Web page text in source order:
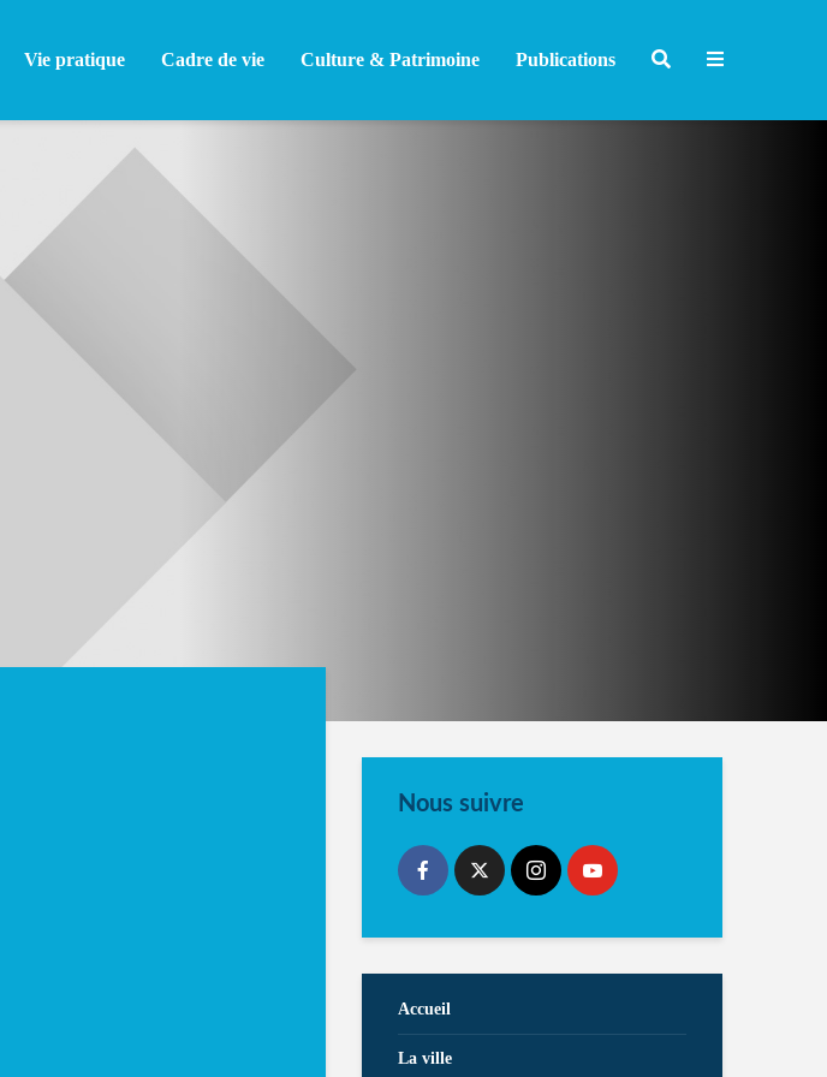
Vie pratique Cadre de vie Culture & Patrimoine Publications
Nous suivre
Accueil
La ville